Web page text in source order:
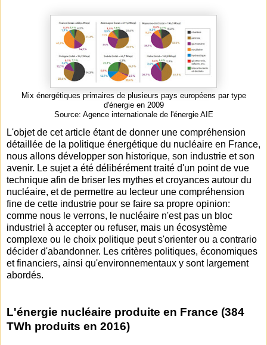
Mix énergétiques primaires de plusieurs pays européens par type
d'énergie en 2009
Source: Agence internationale de l'énergie AIE
L'objet de cet article étant de donner une compréhension
détaillée de la politique énergétique du nucléaire en France,
nous allons développer son historique, son industrie et son
avenir. Le sujet a été délibérément traité d'un point de vue
technique afin de briser les mythes et croyances autour du
nucléaire, et de permettre au lecteur une compréhension
fine de cette industrie pour se faire sa propre opinion:
comme nous le verrons, le nucléaire n'est pas un bloc
industriel à accepter ou refuser, mais un écosystème
complexe ou le choix politique peut s'orienter ou a contrario
décider d'abandonner. Les critères politiques, économiques
et financiers, ainsi qu'environnementaux y sont largement
abordés.
L'énergie nucléaire produite en France (384
TWh produits en 2016)